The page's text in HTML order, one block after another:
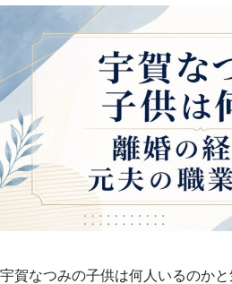
宇賀なつみの子供は何人いるのか